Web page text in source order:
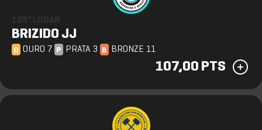
BRIZIDO JJ
O OURO 7 P PRATA 3 B BRONZE 11
107,00 PTS